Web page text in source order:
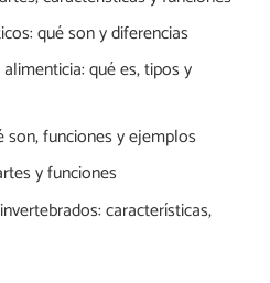
qué son y diferencias
qué es, tipos y
funciones y ejemplos
y funciones
características,